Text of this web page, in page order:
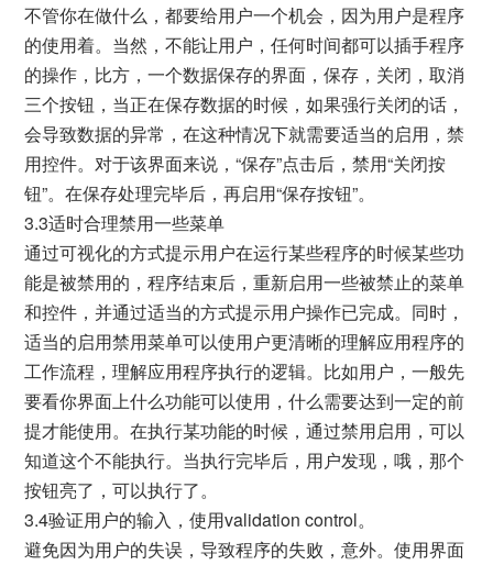
不管你在做什么，都要给用户一个机会，因为用户是程序
的使用着。当然，不能让用户，任何时间都可以插手程序
的操作，比方，一个数据保存的界面，保存，关闭，取消
三个按钮，当正在保存数据的时候，如果强行关闭的话，
会导致数据的异常，在这种情况下就需要适当的启用，禁
用控件。对于该界面来说，“保存”点击后，禁用“关闭按
钮”。在保存处理完毕后，再启用“保存按钮”。
3.3适时合理禁用一些菜单
通过可视化的方式提示用户在运行某些程序的时候某些功
能是被禁用的，程序结束后，重新启用一些被禁止的菜单
和控件，并通过适当的方式提示用户操作已完成。同时，
适当的启用禁用菜单可以使用户更清晰的理解应用程序的
工作流程，理解应用程序执行的逻辑。比如用户，一般先
要看你界面上什么功能可以使用，什么需要达到一定的前
提才能使用。在执行某功能的时候，通过禁用启用，可以
知道这个不能执行。当执行完毕后，用户发现，哦，那个
按钮亮了，可以执行了。
3.4验证用户的输入，使用validation control。
避免因为用户的失误，导致程序的失败，意外。使用界面